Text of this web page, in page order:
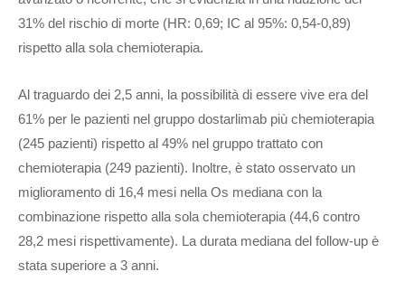
31% del rischio di morte (HR: 0,69; IC al 95%: 0,54-0,89)
rispetto alla sola chemioterapia.
Al traguardo dei 2,5 anni, la possibilità di essere vive era del
61% per le pazienti nel gruppo dostarlimab più chemioterapia
(245 pazienti) rispetto al 49% nel gruppo trattato con
chemioterapia (249 pazienti). Inoltre, è stato osservato un
miglioramento di 16,4 mesi nella Os mediana con la
combinazione rispetto alla sola chemioterapia (44,6 contro
28,2 mesi rispettivamente). La durata mediana del follow-up è
stata superiore a 3 anni.